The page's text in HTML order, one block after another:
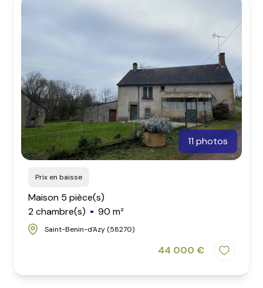
11 photos
Prix en baisse
Maison 5 pièce(s)
2 chambre(s)
90 m²
Saint-Benin-d'Azy (58270)
44 000 €